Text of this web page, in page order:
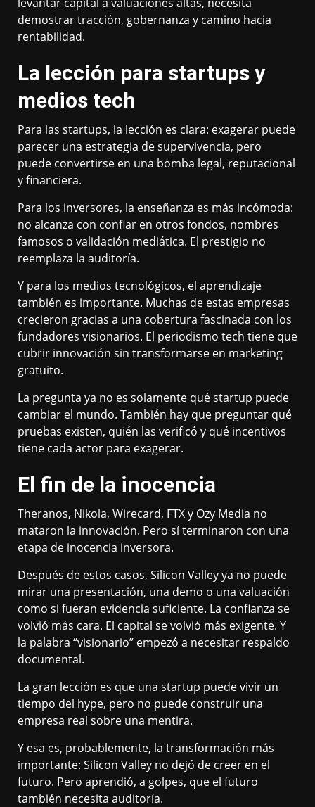
demostrar tracción, gobernanza y camino hacia
rentabilidad.
La lección para startups y
medios tech
Para las startups, la lección es clara: exagerar puede
parecer una estrategia de supervivencia, pero
puede convertirse en una bomba legal, reputacional
y financiera.
Para los inversores, la enseñanza es más incómoda:
no alcanza con confiar en otros fondos, nombres
famosos o validación mediática. El prestigio no
reemplaza la auditoría.
Y para los medios tecnológicos, el aprendizaje
también es importante. Muchas de estas empresas
crecieron gracias a una cobertura fascinada con los
fundadores visionarios. El periodismo tech tiene que
cubrir innovación sin transformarse en marketing
gratuito.
La pregunta ya no es solamente qué startup puede
cambiar el mundo. También hay que preguntar qué
pruebas existen, quién las verificó y qué incentivos
tiene cada actor para exagerar.
El fin de la inocencia
Theranos, Nikola, Wirecard, FTX y Ozy Media no
mataron la innovación. Pero sí terminaron con una
etapa de inocencia inversora.
Después de estos casos, Silicon Valley ya no puede
mirar una presentación, una demo o una valuación
como si fueran evidencia suficiente. La confianza se
volvió más cara. El capital se volvió más exigente. Y
la palabra “visionario” empezó a necesitar respaldo
documental.
La gran lección es que una startup puede vivir un
tiempo del hype, pero no puede construir una
empresa real sobre una mentira.
Y esa es, probablemente, la transformación más
importante: Silicon Valley no dejó de creer en el
futuro. Pero aprendió, a golpes, que el futuro
también necesita auditoría.